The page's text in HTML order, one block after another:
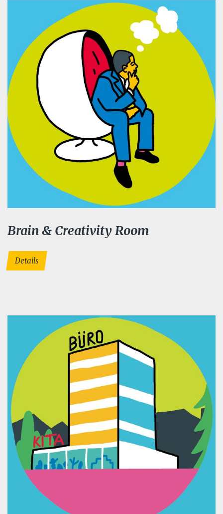
Brain & Creativity Room
Details